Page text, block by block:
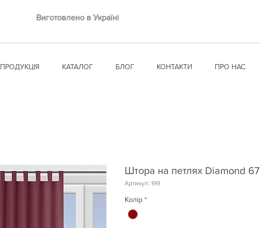
Виготовлено в Україні
ПРОДУКЦІЯ КАТАЛОГ БЛОГ КОНТАКТИ ПРО НАС
Штора на петлях Diamond 67
Артикул: 199
Колір *